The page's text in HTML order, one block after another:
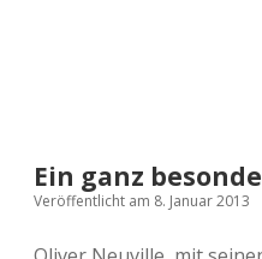
Ein ganz
Veröffentlicht am 8. Januar 2013